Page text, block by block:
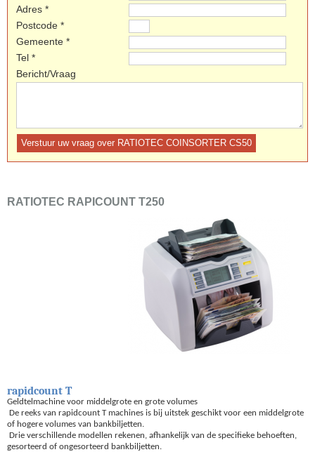
Adres *
Postcode *
Gemeente *
Tel *
Bericht/Vraag
RATIOTEC RAPICOUNT T250
rapidcount T
Geldtelmachine voor middelgrote en grote volumes
De reeks van rapidcount T machines is bij uitstek geschikt voor een middelgrote
of hogere volumes van bankbiljetten.
Drie verschillende modellen rekenen, afhankelijk van de specifieke behoeften,
gesorteerd of ongesorteerd bankbiljetten.